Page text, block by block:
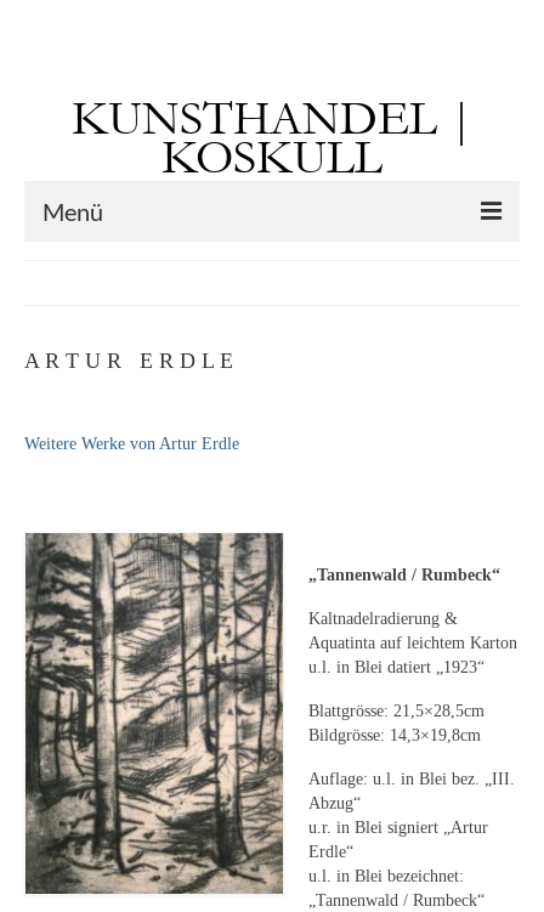
KUNSTHANDEL |
KOSKULL
Menü
– 02.06.1851 ebd.)
Leonhard Heinrich Hessel
George Paice
Johann Georg Strobel
Ludwig Martin Wilberg
Weitere Künstler nach 1945
Kunst 1900-1945
Walter Becker
Ernst Geitlinger
A R T U R E R D L E
Weitere Werke von Artur Erdle
„Tannenwald / Rumbeck“
Kaltnadelradierung &
Aquatinta auf leichtem Karton
u.l. in Blei datiert „1923“
Blattgrösse: 21,5×28,5cm
Bildgrösse: 14,3×19,8cm
Auflage: u.l. in Blei bez. „III.
Abzug“
u.r. in Blei signiert „Artur
Erdle“
u.l. in Blei bezeichnet:
„Tannenwald / Rumbeck“